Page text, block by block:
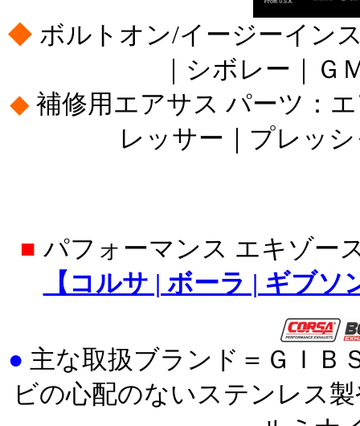
◆ ボルトオン/イージーイン
｜シボレー｜Ｇ
◆ 補修用エアサス パーツ：
レッサー｜プレッ
■ パフォーマンス エキゾー
【コルサ | ボーラ | ギブ
● 主な取扱ブランド＝ＧＩＢ
ビの心配のないステンレス